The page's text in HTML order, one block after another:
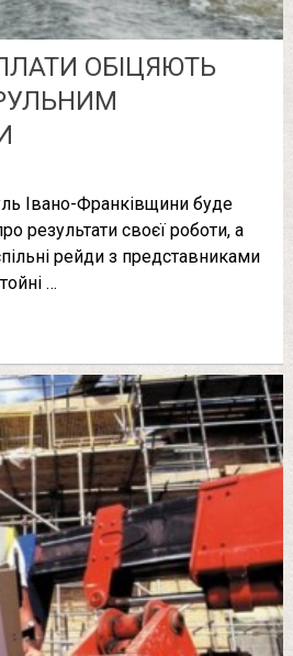
ОБІЦЯЮТЬ
Івано-Франківщини буде
результати своєї роботи, а
рейди з представниками
…